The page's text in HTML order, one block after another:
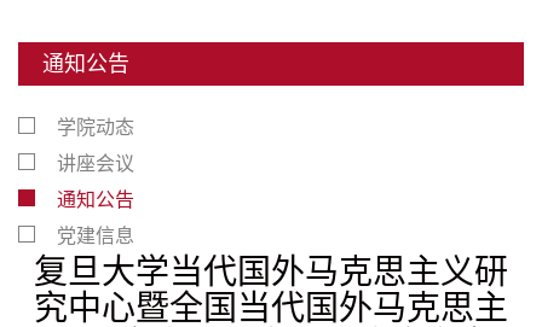
通知公告
学院动态
讲座会议
通知公告
党建信息
复旦大学当代国外马克思主义研
究中心暨全国当代国外马克思主